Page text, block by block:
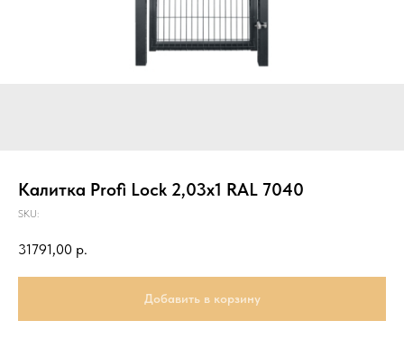
Калитка Profi Lock 2,03x1 RAL 7040
SKU:
31791,00 р.
Добавить в корзину